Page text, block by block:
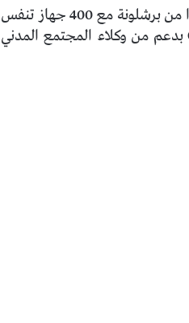
بصرف النظر عن آلية الحماية المدنية الأوروبية ، ستكون هناك شحنة أخرى غدًا من برشلونة مع 400 جهاز تنفس
ومنظمات Open Arms بدعم من وكلاء المجتمع المدني